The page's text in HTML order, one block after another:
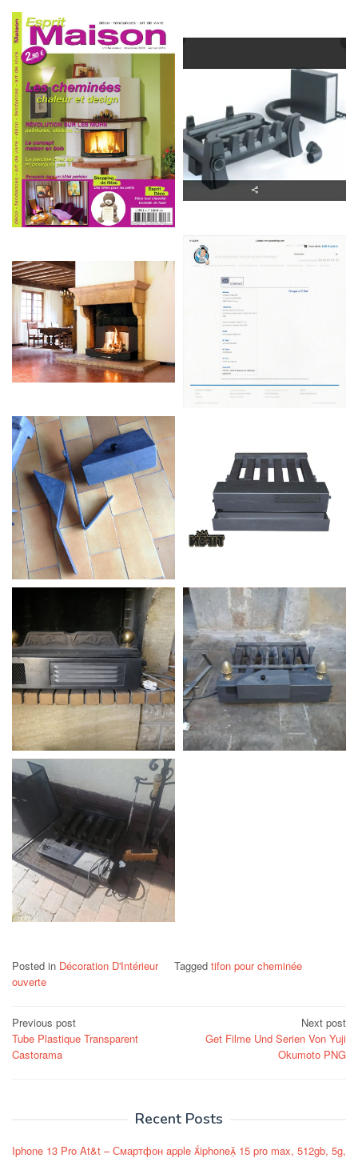
Posted in Décoration D'Intérieur Tagged tifon pour cheminée
ouverte
Post
navigation
Previous post
Tube Plastique Transparent
Castorama
Next post
Get Filme Und Serien Von Yuji
Okumoto PNG
Recent Posts
Iphone 13 Pro At&t – Смартфон apple iphone 15 pro max, 512gb, 5g,